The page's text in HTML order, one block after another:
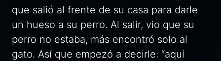
que salió al frente de su casa para darle
un hueso a su perro. Al salir, vio que su
perro no estaba, más encontró solo al
gato. Así que empezó a decirle: “aquí